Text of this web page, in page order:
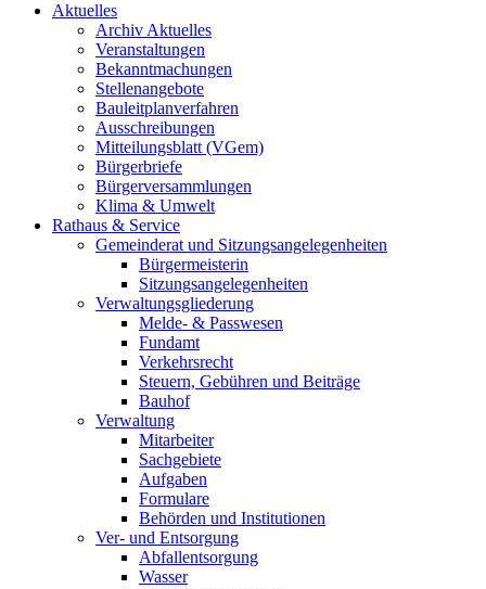
Aktuelles
Archiv Aktuelles
Veranstaltungen
Bekanntmachungen
Stellenangebote
Bauleitplanverfahren
Ausschreibungen
Mitteilungsblatt (VGem)
Bürgerbriefe
Bürgerversammlungen
Klima & Umwelt
Rathaus & Service
Gemeinderat und Sitzungsangelegenheiten
Bürgermeisterin
Sitzungsangelegenheiten
Verwaltungsgliederung
Melde- & Passwesen
Fundamt
Verkehrsrecht
Steuern, Gebühren und Beiträge
Bauhof
Verwaltung
Mitarbeiter
Sachgebiete
Aufgaben
Formulare
Behörden und Institutionen
Ver- und Entsorgung
Abfallentsorgung
Wasser